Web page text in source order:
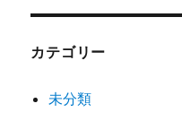
カテゴリー
未分類